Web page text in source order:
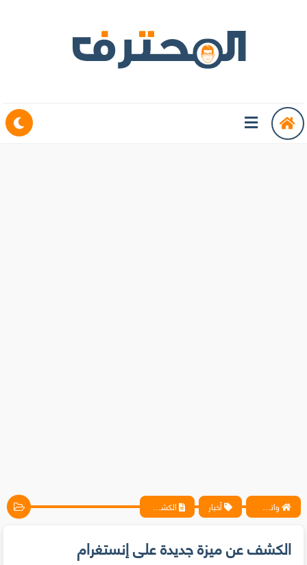
واتس آب ، فيسبوك ، أنترنت ، شروحات تقنية حصرية - المحترف أخبار الكشف عن ميزة جديدة على إنستغرام
الكشف عن ميزة جديدة على إنستغرام